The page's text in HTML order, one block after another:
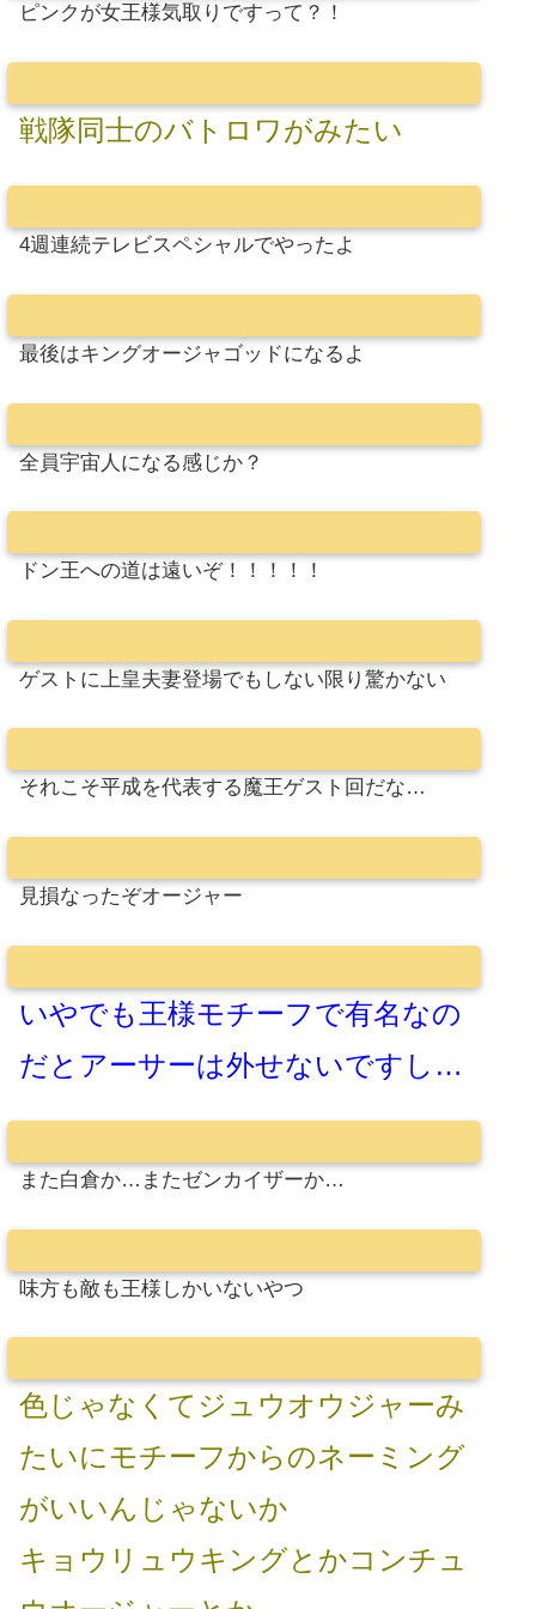
ピンクが女王様気取りですって？！
戦隊同士のバトロワがみたい
4週連続テレビスペシャルでやったよ
最後はキングオージャゴッドになるよ
全員宇宙人になる感じか？
ドン王への道は遠いぞ！！！！！
ゲストに上皇夫妻登場でもしない限り驚かない
それこそ平成を代表する魔王ゲスト回だな…
見損なったぞオージャー
いやでも王様モチーフで有名なの
だとアーサーは外せないですし…
また白倉か…またゼンカイザーか…
味方も敵も王様しかいないやつ
色じゃなくてジュウオウジャーみ
たいにモチーフからのネーミング
がいいんじゃないか
キョウリュウキングとかコンチュ